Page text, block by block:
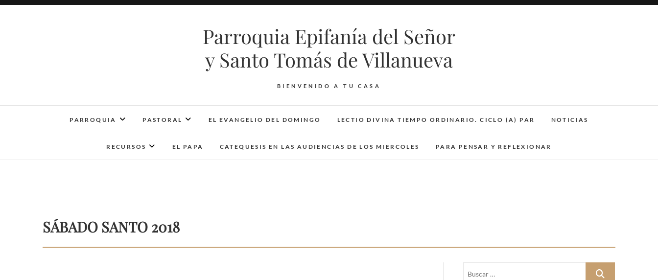
Saltar
Parroquia Epifanía del Señor
y Santo Tomás de Villanueva
BIENVENIDO A TU CASA
PARROQUIA PASTORAL EL EVANGELIO DEL DOMINGO LECTIO DIVINA TIEMPO ORDINARIO. CICLO (A) PAR NOTICIAS
RECURSOS EL PAPA CATEQUESIS EN LAS AUDIENCIAS DE LOS MIERCOLES PARA PENSAR Y REFLEXIONAR
SÁBADO SANTO 2018
Buscar